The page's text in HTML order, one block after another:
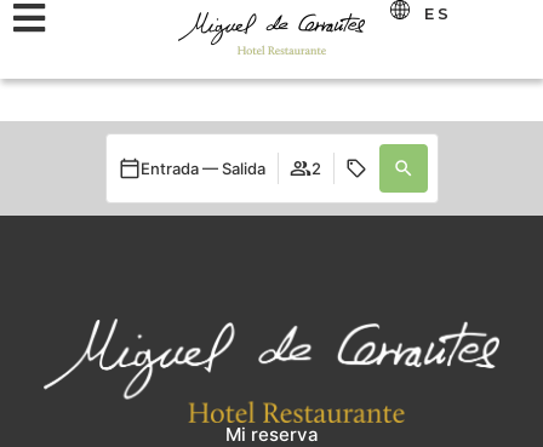
ES
Entrada — Salida 2
Mi reserva